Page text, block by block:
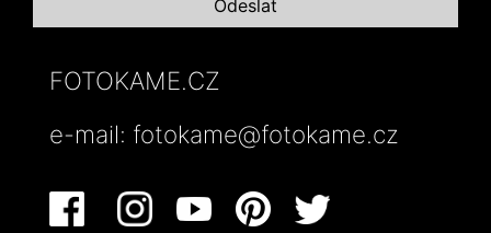
FOTOKAME.CZ
e-mail: fotokame@fotokame.cz